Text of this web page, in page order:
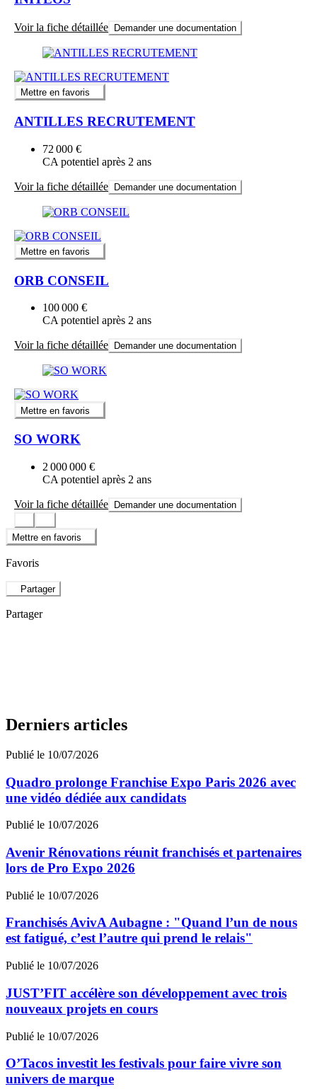
Voir la fiche détaillée Demander une documentation
Mettre en favoris
ANTILLES RECRUTEMENT
72 000 €
CA potentiel après 2 ans
Voir la fiche détaillée Demander une documentation
Mettre en favoris
ORB CONSEIL
100 000 €
CA potentiel après 2 ans
Voir la fiche détaillée Demander une documentation
Mettre en favoris
SO WORK
2 000 000 €
CA potentiel après 2 ans
Voir la fiche détaillée Demander une documentation
Mettre en favoris
Favoris
Partager
Partager
Derniers articles
Publié le 10/07/2026
Quadro prolonge Franchise Expo Paris 2026 avec
une vidéo dédiée aux candidats
Publié le 10/07/2026
Avenir Rénovations réunit franchisés et partenaires
lors de Pro Expo 2026
Publié le 10/07/2026
Franchisés AvivA Aubagne : "Quand l’un de nous
est fatigué, c’est l’autre qui prend le relais"
Publié le 10/07/2026
JUST’FIT accélère son développement avec trois
nouveaux projets en cours
Publié le 10/07/2026
O’Tacos investit les festivals pour faire vivre son
univers de marque